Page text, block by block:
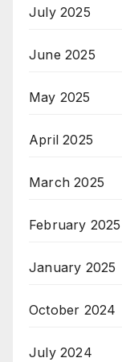
July 2025
June 2025
May 2025
April 2025
March 2025
February 2025
January 2025
October 2024
July 2024